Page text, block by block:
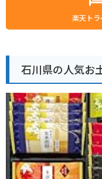
楽天トラ
石川県の人気お